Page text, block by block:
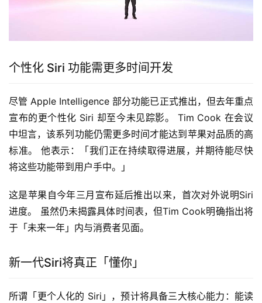
个性化 Siri 功能需更多时间开发
尽管 Apple Intelligence 部分功能已正式推出，但去年重点
宣布的更个性化 Siri 却至今未见踪影。 Tim Cook 在会议
中坦言，该系列功能仍需更多时间才能达到苹果对品质的高
标准。 他表示：「我们正在持续取得进展，并期待能尽快
将这些功能带到用户手中。」
这是苹果自今年三月宣布延后推出以来，首次对外说明Siri
进度。 虽然仍未揭露具体时间表，但Tim Cook明确指出将
于「未来一年」内与消费者见面。
新一代Siri将真正「懂你」
所谓「更个人化的 Siri」，预计将具备三大核心能力：能读